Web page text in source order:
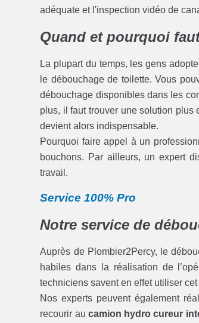
adéquate et l'inspection vidéo de
Quand et pourquoi
La plupart du temps, les gens
le débouchage de toilette. Vous
débouchage disponibles dans les
plus, il faut trouver une solution plus
devient alors indispensable.
Pourquoi faire appel à un
bouchons. Par ailleurs, un expert
travail.
Service 100% Pro
Notre service de
Auprès de Plombier2Percy, le
habiles dans la réalisation de
techniciens savent en effet utiliser
Nos experts peuvent également
recourir au camion hydro cureur